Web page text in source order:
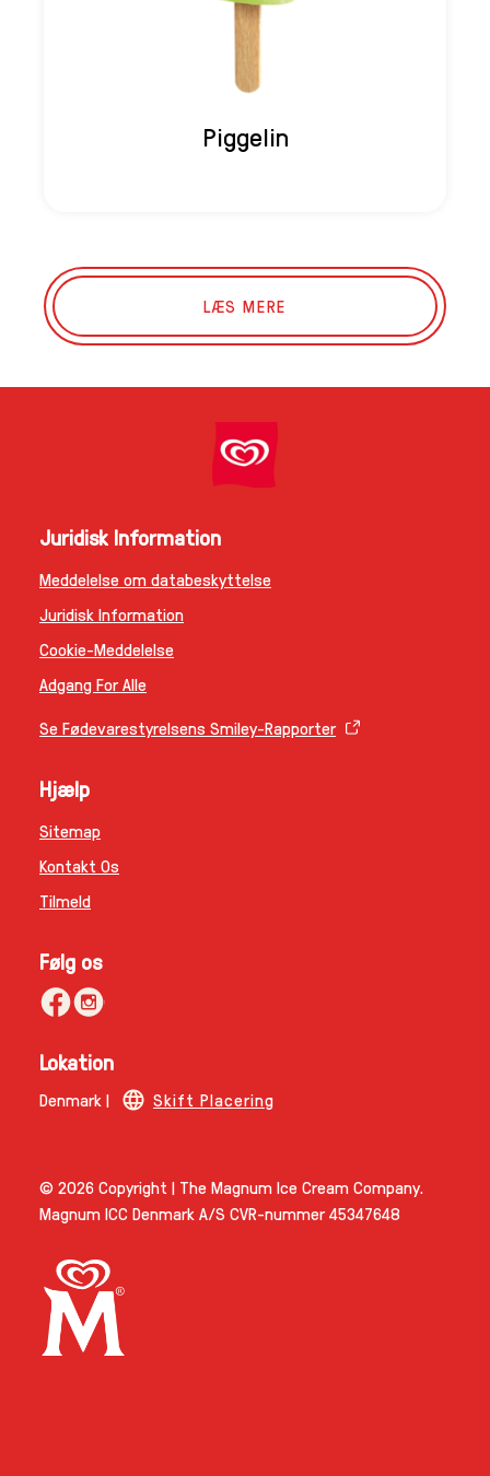
Piggelin
LÆS MERE
Juridisk Information
Meddelelse om databeskyttelse
Ændre Indstillingerne
Juridisk Information
Cookie-Meddelelse
Adgang For Alle
Hjælp
Sitemap
Kontakt Os
Følg os
Lokation
© 2026 Copyright | The Magnum Ice Cream Company.